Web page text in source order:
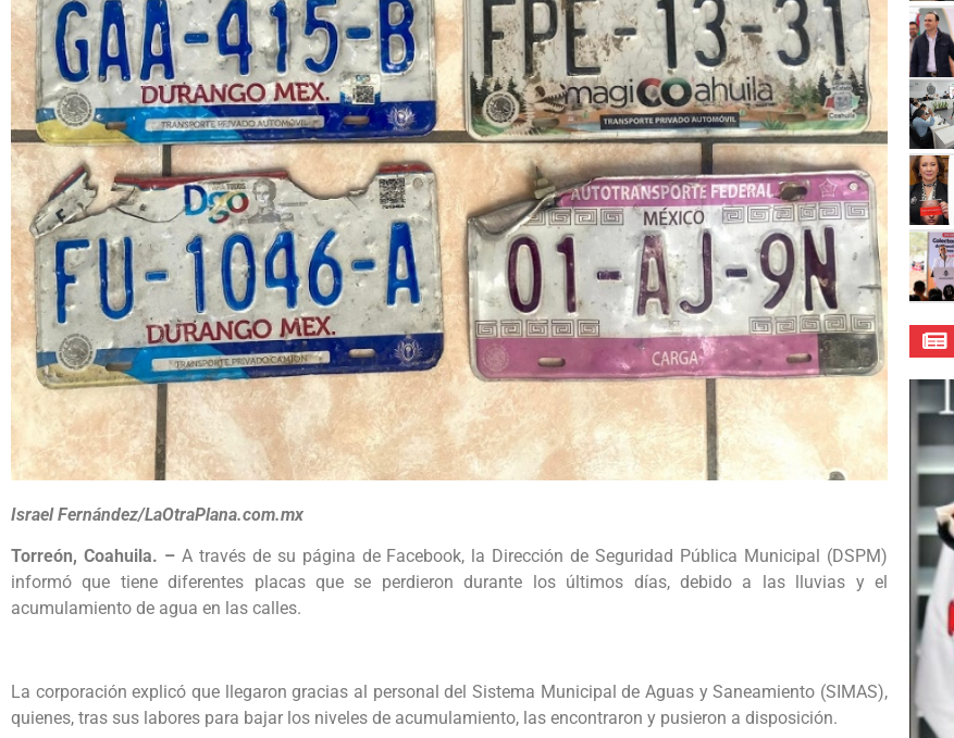
Israel Fernández/LaOtraPlana.com.mx
Torreón, Coahuila. –A través de su página de Facebook, la Dirección de Seguridad Pública Municipal (DSPM)
informó que tiene diferentes placas que se perdieron durante los últimos días, debido a las lluvias y el
acumulamiento de agua en las calles.
La corporación explicó que llegaron gracias al personal del Sistema Municipal de Aguas y Saneamiento (SIMAS),
quienes, tras sus labores para bajar los niveles de acumulamiento, las encontraron y pusieron a disposición.